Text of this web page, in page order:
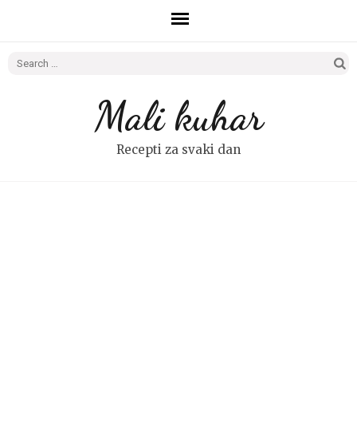
Search
Mali kuhar
Recepti za svaki dan